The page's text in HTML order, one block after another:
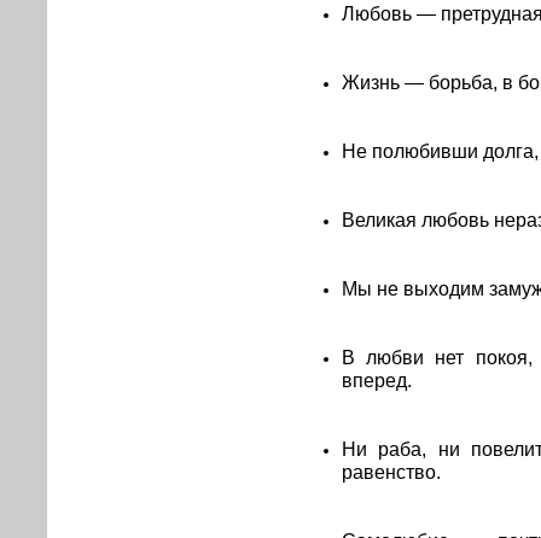
Любовь —
Жизнь — борьба, в
Не полюбивши долга,
Великая любовь
Мы не выходим
В любви нет покоя,
вперед.
Ни раба, ни
равенство.